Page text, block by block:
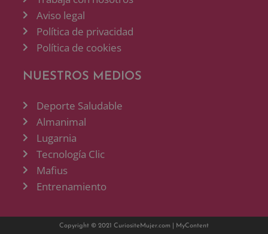
Aviso legal
Política de privacidad
Política de cookies
NUESTROS MEDIOS
Deporte Saludable
Almanimal
Lugarnia
Tecnología Clic
Mafius
Entrenamiento
Copyright © 2021 CuriositeMujer.com | MyContent